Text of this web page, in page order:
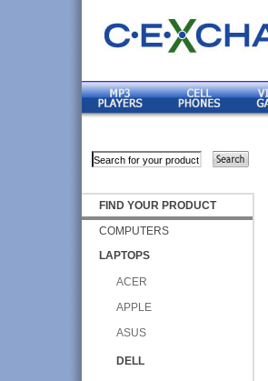
FIND YOUR PRODUCT
COMPUTERS
LAPTOPS
ACER
APPLE
ASUS
DELL